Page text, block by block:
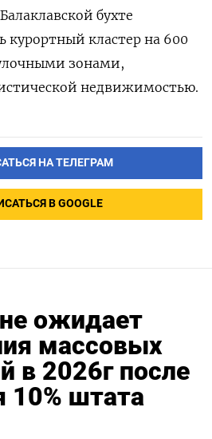
бухте
курортный кластер на 600
зонами,
недвижимостью.
НА ТЕЛЕГРАМ
В GOOGLE
ожидает
массовых
в 2026г после
10% штата